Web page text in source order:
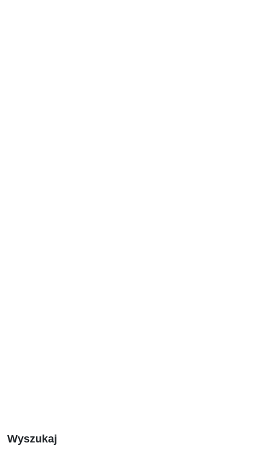
Wyszukaj